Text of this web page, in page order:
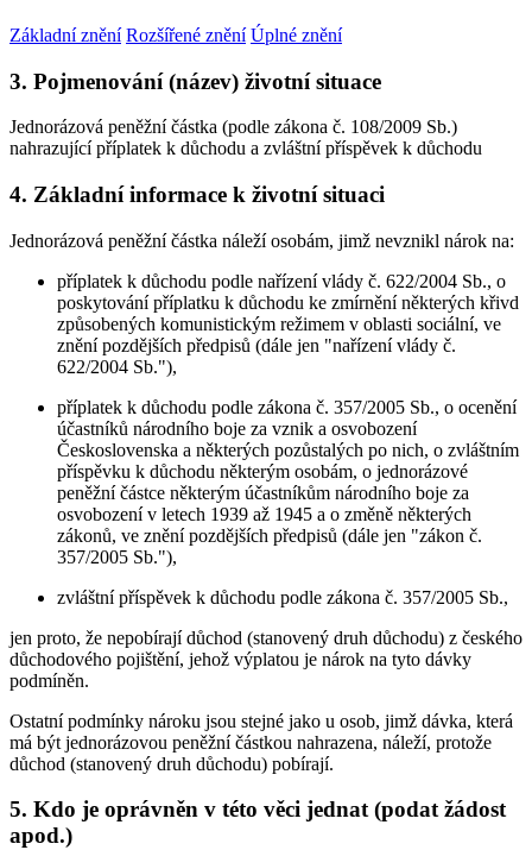
Základní znění Rozšířené znění Úplné znění
3. Pojmenování (název) životní situace
Jednorázová peněžní částka (podle zákona č. 108/2009 Sb.)
nahrazující příplatek k důchodu a zvláštní příspěvek k důchodu
4. Základní informace k životní situaci
Jednorázová peněžní částka náleží osobám, jimž nevznikl nárok na:
příplatek k důchodu podle nařízení vlády č. 622/2004 Sb., o
poskytování příplatku k důchodu ke zmírnění některých křivd
způsobených komunistickým režimem v oblasti sociální, ve
znění pozdějších předpisů (dále jen "nařízení vlády č.
622/2004 Sb."),
příplatek k důchodu podle zákona č. 357/2005 Sb., o ocenění
účastníků národního boje za vznik a osvobození
Československa a některých pozůstalých po nich, o zvláštním
příspěvku k důchodu některým osobám, o jednorázové
peněžní částce některým účastníkům národního boje za
osvobození v letech 1939 až 1945 a o změně některých
zákonů, ve znění pozdějších předpisů (dále jen "zákon č.
357/2005 Sb."),
zvláštní příspěvek k důchodu podle zákona č. 357/2005 Sb.,
jen proto, že nepobírají důchod (stanovený druh důchodu) z českého
důchodového pojištění, jehož výplatou je nárok na tyto dávky
podmíněn.
Ostatní podmínky nároku jsou stejné jako u osob, jimž dávka, která
má být jednorázovou peněžní částkou nahrazena, náleží, protože
důchod (stanovený druh důchodu) pobírají.
5. Kdo je oprávněn v této věci jednat (podat žádost
apod.)